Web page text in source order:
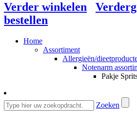
Verder winkelen
bestellen
Home
Assortiment
Allergieën/
Notenarm
Pakje
Zoeken